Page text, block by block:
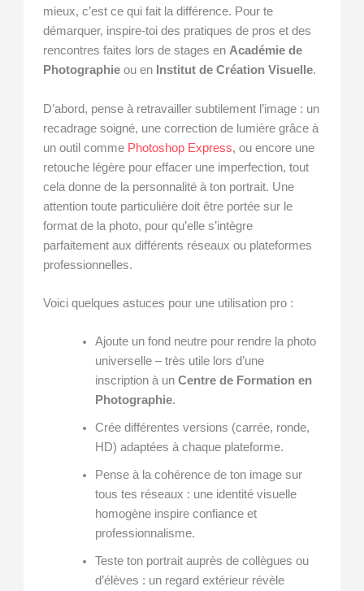
mieux, c’est ce qui fait la différence. Pour te
démarquer, inspire-toi des pratiques de pros et des
rencontres faites lors de stages enAcadémie de
Photographie ou en Institut de Création Visuelle.
D’abord, pense à retravailler subtilement l’image : un
recadrage soigné, une correction de lumière grâce à
un outil comme Photoshop Express, ou encore une
retouche légère pour effacer une imperfection, tout
cela donne de la personnalité à ton portrait. Une
attention toute particulière doit être portée sur le
format de la photo, pour qu’elle s’intègre
parfaitement aux différents réseaux ou plateformes
professionnelles.
Voici quelques astuces pour une utilisation pro :
Ajoute un fond neutre pour rendre la photo
universelle – très utile lors d’une
inscription à un Centre de Formation en
Photographie.
Crée différentes versions (carrée, ronde,
HD) adaptées à chaque plateforme.
Pense à la cohérence de ton image sur
tous tes réseaux : une identité visuelle
homogène inspire confiance et
professionnalisme.
Teste ton portrait auprès de collègues ou
d’élèves : un regard extérieur révèle